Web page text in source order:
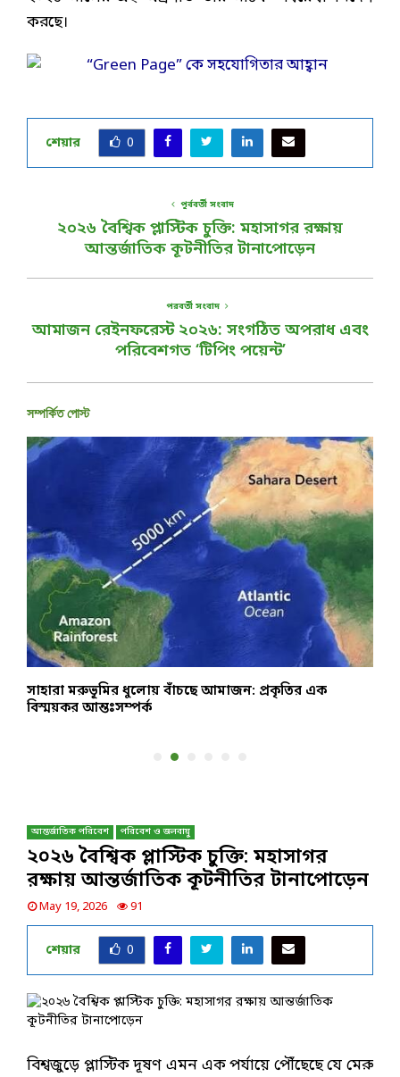
করছে।
শেয়ার 0
পূর্ববর্তী সংবাদ
২০২৬ বৈশ্বিক প্লাস্টিক চুক্তি: মহাসাগর রক্ষায়
আন্তর্জাতিক কূটনীতির টানাপোড়েন
পরবর্তী সংবাদ
আমাজন রেইনফরেস্ট ২০২৬: সংগঠিত অপরাধ এবং
পরিবেশগত ‘টিপিং পয়েন্ট’
সম্পর্কিত পোস্ট
সাহারা মরুভূমির ধুলোয় বাঁচছে আমাজন: প্রকৃতির এক
বিস্ময়কর আন্তঃসম্পর্ক
আন্তর্জাতিক পরিবেশ পরিবেশ ও জলবায়ু
২০২৬ বৈশ্বিক প্লাস্টিক চুক্তি: মহাসাগর
রক্ষায় আন্তর্জাতিক কূটনীতির টানাপোড়েন
May 19, 2026 91
শেয়ার 0
বিশ্বজুড়ে প্লাস্টিক দূষণ এমন এক পর্যায়ে পৌঁছেছে যে মেরু